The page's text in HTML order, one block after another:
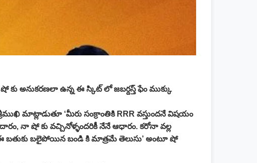
అనుకరణలా ఉన్న ఈ స్కిట్ లో జబర్దస్త్ ఫేం ముక్కు
మాట్లాడుతూ ‘మీరు సంక్రాంతికి RRR వస్తుందనే విషయం
నా షో కు వచ్చినోళ్ళందరికీ నేనే ఆధారం. కరోనా వల్ల
బలైపోయిన బండి కి మాత్రమే తెలుసు’ అంటూ షో